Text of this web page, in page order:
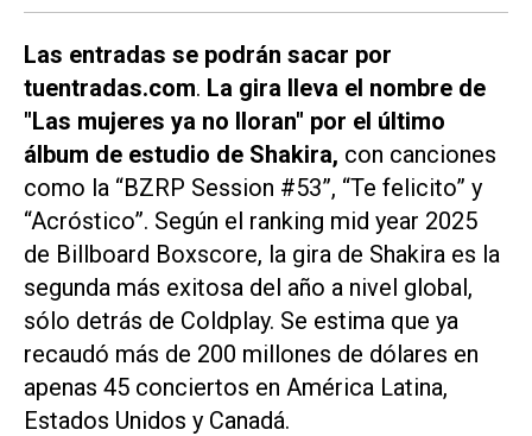
Las entradas se podrán sacar por
tuentradas.com. La gira lleva el nombre de
"Las mujeres ya no lloran" por el último
álbum de estudio de Shakira, con canciones
como la “BZRP Session #53”, “Te felicito” y
“Acróstico”. Según el ranking mid year 2025
de Billboard Boxscore, la gira de Shakira es la
segunda más exitosa del año a nivel global,
sólo detrás de Coldplay. Se estima que ya
recaudó más de 200 millones de dólares en
apenas 45 conciertos en América Latina,
Estados Unidos y Canadá.